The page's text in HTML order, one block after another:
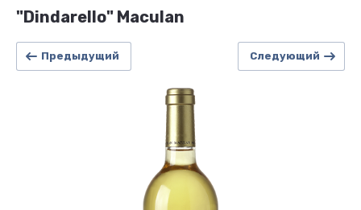
"Dindarello" Maculan
Предыдущий Следующий